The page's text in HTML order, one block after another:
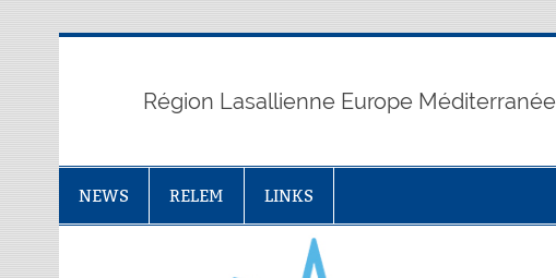
Région Lasallienne Europe Méditerranée
NEWS RELEM LINKS